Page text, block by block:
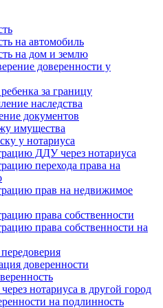
на автомобиль
на дом и землю
доверенности у
за границу
наследства
документов
имущества
у нотариуса
ДДУ через нотариуса
перехода права на
прав на недвижимое
права собственности
права собственности на
доверенности
нотариуса в другой город
на подлинность